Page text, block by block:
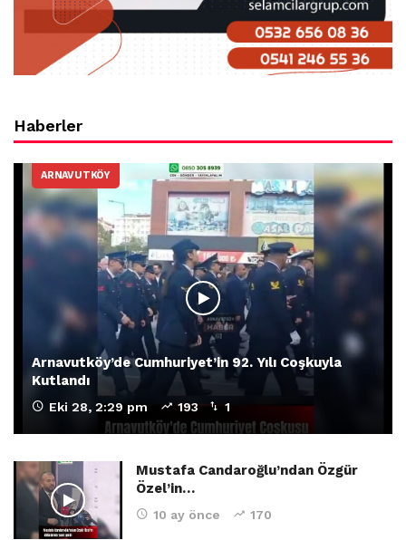
Haberler
ARNAVUTKÖY
Arnavutköy’de Cumhuriyet’in 92. Yılı Coşkuyla
Kutlandı
Eki 28, 2:29 pm 193 1
Mustafa Candaroğlu’ndan Özgür
Özel’in…
10 ay önce 170